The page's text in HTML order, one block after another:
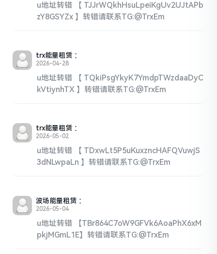
u地址转错 【 TJJrWQkhHsuLpeiKgUv2UJtAPb
zY8GSYZx 】转错请联系TG:@TrxEm
trx能量租赁 ：
2026-04-28
u地址转错 【 TQkiPsgYkyK7YmdpTWzdaaDyC
kVtiynhTX 】转错请联系TG:@TrxEm
trx能量租赁 ：
2026-05-02
u地址转错 【 TDxwLt5P5uKuxzncHAFQVuwjS
3dNLwpaLn 】转错请联系TG:@TrxEm
波场能量租赁 ：
2026-05-04
u地址转错 【TBr864C7oW9GFVk6AoaPhX6xM
pkjMGmL1E】转错请联系TG:@TrxEm